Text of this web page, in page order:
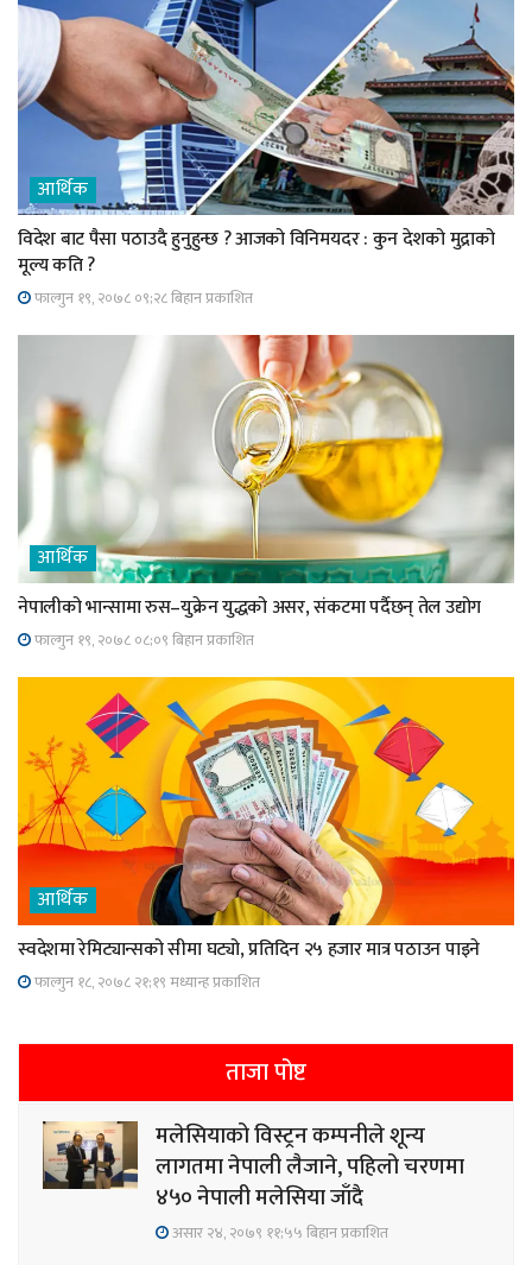
आर्थिक
विदेश बाट पैसा पठाउदै हुनुहुन्छ ? आजको विनिमयदर : कुन देशको मुद्राको
मूल्य कति ?
फाल्गुन १९, २०७८ ०९;२८ बिहान प्रकाशित
आर्थिक
नेपालीको भान्सामा रुस–युक्रेन युद्धको असर, संकटमा पर्दैछन् तेल उद्योग
फाल्गुन १९, २०७८ ०८;०९ बिहान प्रकाशित
आर्थिक
स्वदेशमा रेमिट्यान्सको सीमा घट्यो, प्रतिदिन २५ हजार मात्र पठाउन पाइने
फाल्गुन १८, २०७८ २१;१९ मध्यान्ह प्रकाशित
ताजा पोष्ट
मलेसियाको विस्ट्रन कम्पनीले शून्य
लागतमा नेपाली लैजाने, पहिलो चरणमा
४५० नेपाली मलेसिया जाँदै
असार २४, २०७९ ११;५५ बिहान प्रकाशित